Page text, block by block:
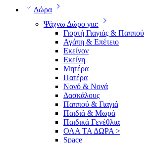
Δώρα
Ψάχνω Δώρο για:
Γιορτή Γιαγιάς & Παππού
Αγάπη & Επέτειο
Εκείνον
Εκείνη
Μητέρα
Πατέρα
Νονό & Νονά
Δασκάλους
Παππού & Γιαγιά
Παιδιά & Μωρά
Παιδικά Γενέθλια
ΟΛΑ ΤΑ ΔΩΡΑ >
Space